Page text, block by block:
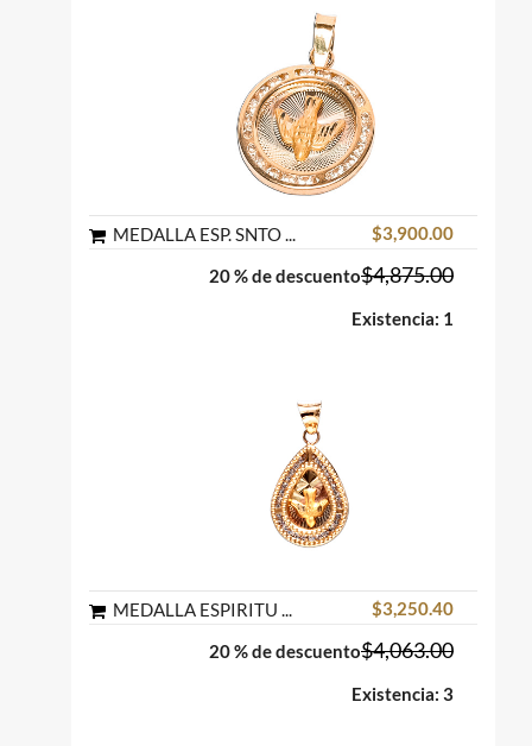
MEDALLA ESP. SNTO RED C/P AR0-10 FLOR 10K MEX
$3,900.00
20 % de descuento$4,875.00
Existencia: 1
MEDALLA ESPIRITU SANTO GOTA CIRCONIAS ENGARCE DE RIEL ORO FLORENTINO 10K MEX
$3,250.40
20 % de descuento$4,063.00
Existencia: 3